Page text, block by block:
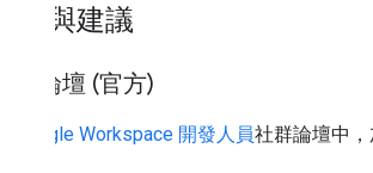
問題與建議
社群論壇 (官方)
Google Workspace 開發人員社群論壇中，